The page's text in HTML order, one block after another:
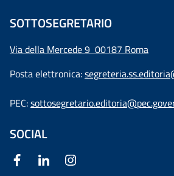
SOTTOSEGRETARIO
Via della Mercede 9 00187 Roma
Posta elettronica:
PEC:
SOCIAL